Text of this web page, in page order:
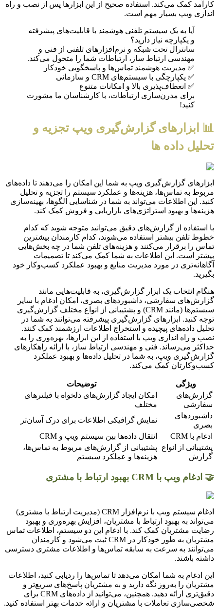
کارآمد کمک می‌کند. استفاده صحیح از این ابزارها پس از نصب و راه
اندازی ویپ بسیار مهم است.
آیا به یک سیستم تلفنی هوشمند با قابلیت‌های پیشرفته
و یکپارچه نیاز دارید؟
سانترال تحت شبکه و نرم‌افزارهای تلفنی از فنی و
مهندسی ارتباط ساز، ارتباطات شما را متحول می‌کند.
✅ مدیریت هوشمند تماس‌ها و پاسخگویی خودکار
✅ یکپارچگی با سیستم‌های CRM و سازمانی
✅ انعطاف‌پذیری بالا و امکانات متنوع
برای مدرن‌سازی ارتباطات، با کارشناسان ما مشورت
کنید!
📊 ابزارهای گزارش‌گیری ویپ تجزیه و
تحلیل داده ها
ابزارهای گزارش‌گیری ویپ به شما این امکان را می‌دهند تا داده‌های
مربوط به تماس‌ها، هزینه‌ها و عملکرد سیستم را تجزیه و تحلیل
کنید. این اطلاعات می‌تواند به شما در شناسایی الگوها، بهینه‌سازی
هزینه‌ها و بهبود استراتژی‌های بازاریابی و فروش کمک کند.
با استفاده از گزارش‌های دقیق می‌توانید متوجه شوید که کدام
خطوط تلفن بیشتر استفاده می‌شوند، کدام کارمندان بیشترین
تماس را برقرار می‌کنند و هزینه‌های تلفن شما در چه بخش‌هایی
بیشتر است. این اطلاعات به شما کمک می‌کند تا تصمیمات
آگاهانه‌تری در مورد مدیریت منابع و بهبود عملکرد کسب‌وکار خود
بگیرید.
هنگام انتخاب یک ابزار گزارش‌گیری، به قابلیت‌هایی مانند
گزارش‌های سفارشی، داشبوردهای بصری، امکان ادغام با سایر
سیستم‌ها (مانند CRM) و پشتیبانی از انواع مختلف گزارش‌گیری
توجه کنید. ابزارهای گزارش‌گیری پیشرفته می‌توانند به شما در
تحلیل داده‌های پیچیده و استخراج اطلاعات ارزشمند کمک کنند.
نصب و راه اندازی ویپ با استفاده از این ابزارها، بهره‌وری را به
حداکثر می‌رساند. فنی و مهندسی ارتباط ساز، با ارائه راهکارهای
گزارش‌گیری ویپ، به شما در تحلیل داده‌ها و بهبود عملکرد
کسب‌وکارتان کمک می‌کند.
ویژگی
توضیحات
گزارش‌های
سفارشی
امکان ایجاد گزارش‌های دلخواه با فیلترهای
مختلف
داشبوردهای
بصری
نمایش گرافیکی اطلاعات برای درک آسان‌تر
ادغام با CRM
انتقال داده‌ها بین سیستم ویپ و CRM
پشتیبانی از انواع
گزارش
پشتیبانی از گزارش‌های مربوط به تماس‌ها،
هزینه‌ها و عملکرد سیستم
🤝 ادغام ویپ با CRM بهبود ارتباط با مشتری
ادغام سیستم ویپ با نرم‌افزار CRM (مدیریت ارتباط با مشتری)
می‌تواند به بهبود ارتباط با مشتریان، افزایش بهره‌وری و بهبود
رضایت مشتریان کمک کند. با ادغام این دو سیستم، اطلاعات تماس
مشتریان به طور خودکار در CRM ثبت می‌شود و کارمندان
می‌توانند به سرعت به سابقه تماس‌ها و اطلاعات مشتری دسترسی
داشته باشند.
این ادغام به شما امکان می‌دهد تا تماس‌ها را ردیابی کنید، اطلاعات
مشتریان را به‌روز نگه دارید و به مشتریان پاسخ‌های سریع‌تر و
دقیق‌تری ارائه دهید. همچنین، می‌توانید از داده‌های CRM برای
شخصی‌سازی تعاملات با مشتریان و ارائه خدمات بهتر استفاده کنید.